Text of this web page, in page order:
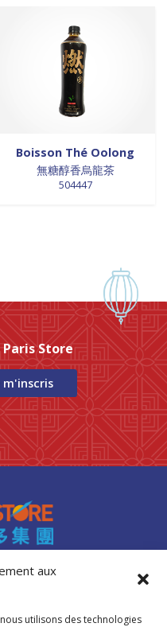
aux
utilisons des technologies
Boisson Thé Oolong
無糖醇香烏龍茶
504447
Store
m'inscris